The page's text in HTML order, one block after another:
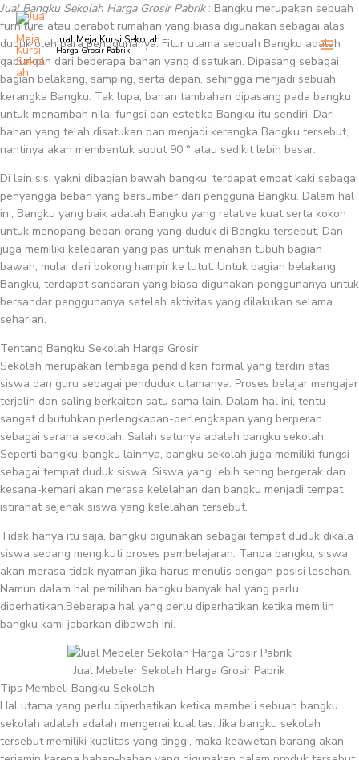
Skip
to
content
Jual Meja Kursi Sekolah
Harga Grosir Pabrik
Jual Bangku Sekolah Harga Grosir Pabrik: Bangku merupakan sebuah
furniture atau perabot rumahan yang biasa digunakan sebagai alas
duduk oleh para penggunanya. Fitur utama sebuah Bangku adalah
gabungan dari beberapa bahan yang disatukan. Dipasang sebagai
bagian belakang, samping, serta depan, sehingga menjadi sebuah
kerangka Bangku. Tak lupa, bahan tambahan dipasang pada bangku
untuk menambah nilai fungsi dan estetika Bangku itu sendiri. Dari
bahan yang telah disatukan dan menjadi kerangka Bangku tersebut,
nantinya akan membentuk sudut 90 ° atau sedikit lebih besar.
Di lain sisi yakni dibagian bawah bangku, terdapat empat kaki sebagai
penyangga beban yang bersumber dari pengguna Bangku. Dalam hal
ini, Bangku yang baik adalah Bangku yang relative kuat serta kokoh
untuk menopang beban orang yang duduk di Bangku tersebut. Dan
juga memiliki kelebaran yang pas untuk menahan tubuh bagian
bawah, mulai dari bokong hampir ke lutut. Untuk bagian belakang
Bangku, terdapat sandaran yang biasa digunakan penggunanya untuk
bersandar penggunanya setelah aktivitas yang dilakukan selama
seharian.
Tentang Bangku Sekolah Harga Grosir
Sekolah merupakan lembaga pendidikan formal yang terdiri atas
siswa dan guru sebagai penduduk utamanya. Proses belajar mengajar
terjalin dan saling berkaitan satu sama lain. Dalam hal ini, tentu
sangat dibutuhkan perlengkapan-perlengkapan yang berperan
sebagai sarana sekolah. Salah satunya adalah bangku sekolah.
Seperti bangku-bangku lainnya, bangku sekolah juga memiliki fungsi
sebagai tempat duduk siswa. Siswa yang lebih sering bergerak dan
kesana-kemari akan merasa kelelahan dan bangku menjadi tempat
istirahat sejenak siswa yang kelelahan tersebut.
Tidak hanya itu saja, bangku digunakan sebagai tempat duduk dikala
siswa sedang mengikuti proses pembelajaran. Tanpa bangku, siswa
akan merasa tidak nyaman jika harus menulis dengan posisi lesehan.
Namun dalam hal pemilihan bangku,banyak hal yang perlu
diperhatikan.Beberapa hal yang perlu diperhatikan ketika memilih
bangku kami jabarkan dibawah ini.
Jual Mebeler Sekolah Harga Grosir Pabrik
Tips Membeli Bangku Sekolah
Hal utama yang perlu diperhatikan ketika membeli sebuah bangku
sekolah adalah adalah mengenai kualitas. Jika bangku sekolah
tersebut memiliki kualitas yang tinggi, maka keawetan barang akan